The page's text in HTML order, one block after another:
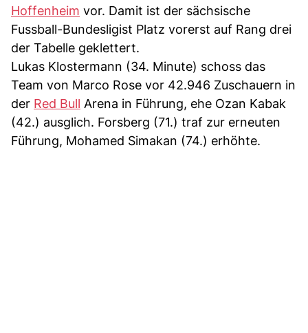
Hoffenheim vor. Damit ist der sächsische
Fussball-Bundesligist Platz vorerst auf Rang drei
der Tabelle geklettert.
Lukas Klostermann (34. Minute) schoss das
Team von Marco Rose vor 42.946 Zuschauern in
der Red Bull Arena in Führung, ehe Ozan Kabak
(42.) ausglich. Forsberg (71.) traf zur erneuten
Führung, Mohamed Simakan (74.) erhöhte.